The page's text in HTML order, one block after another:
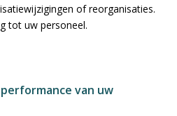
of reorganisaties.
tot uw personeel.
van uw